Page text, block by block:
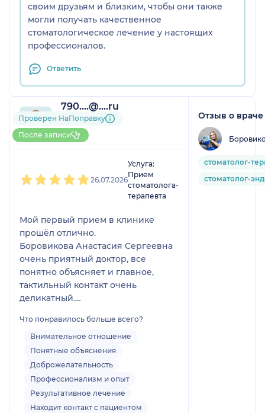
своим друзьям и близким, чтобы они также
могли получать качественное
стоматологическое лечение у настоящих
профессионалов.
Ответить
790....@....ru
1 отзыв
До 5 записей через
НаПоправку
Проверен НаПоправку
После записи
26.07.2026
Услуга:
Прием
стоматолога-
терапевта
Мой первый прием в клинике
прошёл отлично.
Боровикова Анастасия Сергеевна
очень приятный доктор, все
понятно объясняет и главное,
тактильный контакт очень
деликатный.
медсестрой проводятся крайне
бережно, за что у меня большая
благодарность.
Нашла доктора по рекомендации
подруги и буду так же дальше
рекомендовать Анастасию
Сергеевну как прекрасного врача
Что понравилось больше всего?
Внимательное отношение
Понятные объяснения
Доброжелательность
Профессионализм и опыт
Результативное лечение
Находит контакт с пациентом
Отзыв о враче
стоматолог-
стоматолог-